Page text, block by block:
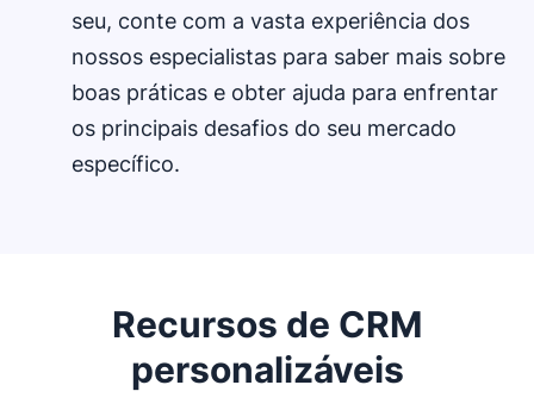
seu, conte com a vasta experiência dos
nossos especialistas para saber mais sobre
boas práticas e obter ajuda para enfrentar
os principais desafios do seu mercado
específico.
Recursos de CRM
personalizáveis